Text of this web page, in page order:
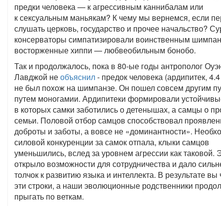
предки человека — к агрессивным каннибалам или
к сексуальным маньякам? К чему мы вернемся, если
слушать церковь, государство и прочее начальство?
консерваторы симпатизировали воинственным
восторженные хиппи — любвеобильным бонобо.
Так и продолжалось, пока в 80-ые годы антрополог
Лавджой необъяснил- предок человека (ардипитек,
не был похож на шимпанзе. Он пошел совсем другим
путем моногамии. Ардипитеки формировали
в которых самки заботились о детенышах, а самцы о
семьи. Половой отбор самцов способствовал
доброты и заботы, а вовсе не «доминантности».
силовой конкуренции за самок отпала, клыки самцов
уменьшились, вслед за уровнем агрессии как таковой.
открыло возможности для сотрудничества и дало
толчок к развитию языка и интеллекта. В результате вы
эти строки, а наши эволюционные родственники
прыгать по веткам.